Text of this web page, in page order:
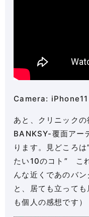
Camera:
あと、クリニック
BANKSY-覆面アー
ります。見どころは
たい10のコト” こ
んな近くであのバ
と、居ても立って
も個人の感想です）